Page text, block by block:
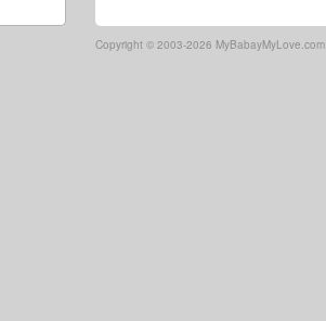
Copyright © 2003-2026